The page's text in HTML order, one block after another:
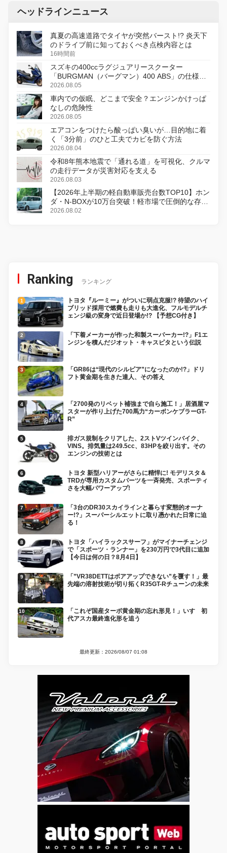
ヘッドラインニュース
真夏の高速道路でタイヤが突然バースト!? 炎天下
のドライブ前に知っておくべき点検内容とは
16時間前
スズキの400ccラグジュアリースクーター
「BURGMAN（バーグマン）400 ABS」の仕様を
変更し、8月18日に発売
2026.08.05
車内での仮眠、どこまで安全？エンジンかけっぱ
なしの危険性
2026.08.05
エアコンをつけたら酸っぱい臭いが…目的地に着
く「3分前」のひと工夫でカビを防ぐ方法
2026.08.04
令和8年熊本地震で「通れる道」を可視化、クルマ
の走行データが災害対応を支える
2026.08.03
【2026年上半期の軽自動車販売台数TOP10】ホン
ダ・N-BOXが10万台突破！軽市場で圧倒的な存在
感
2026.08.02
Ranking ランキング
トヨタ『ルーミー』がついに弱点克服!? 待望のハイ
ブリッド採用で燃費も走りも大進化、フルモデルチ
ェンジ級の変身で近日登場か!? 【予想CG付き】
「下着メーカーが作った和製スーパーカー!?」F1エ
ンジンを積んだジオット・キャスピタという伝説
「GR86は“現代のシルビア”になったのか!?」ドリ
フト黄金期を生きた達人、その答え
「2700発のリベット補強まで自ら施工！」居酒屋マ
スターが作り上げた700馬力“カーボンケブラーGT-
R”
排ガス規制をクリアした、2ストVツインバイク、
VINS。排気量は249.5cc、83HPを絞り出す。その
エンジンの技術とは
トヨタ 新型ハリアーがさらに精悍に! モデリスタ＆
TRDが専用カスタムパーツを一斉発売、スポーティ
さを大幅パワーアップ!
「3台のDR30スカイラインと暮らす変態的オーナ
ー!?」スーパーシルエットに取り憑かれた日常に迫
る！
トヨタ「ハイラックスサーフ」がマイナーチェンジ
で「スポーツ・ランナー」を230万円で3代目に追加
【今日は何の日？8月4日】
「”VR38DETTはボアアップできない”を覆す！」最
先端の溶射技術が切り拓くR35GT-Rチューンの未来
「これぞ国産ターボ黄金期の忘れ形見！」いすゞ初
代アスカ最終進化形を追う
最終更新：2026/08/07 01:08